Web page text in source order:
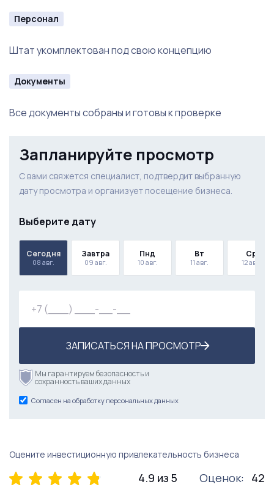
диваны
навесные стеллажи
микроволновая печь
ноутбук
кондиционер
рожковая кофемашина и кофемолка (аренда)
посуда
товарный остаток
Персонал
Штат укомплектован под свою концепцию
Документы
Все документы собраны и готовы к проверке
Запланируйте просмотр
С вами свяжется специалист, подтвердит выбранную
дату просмотра и организует посещение бизнеса.
Выберите дату
Сегодня
08 авг.
Завтра
09 авг.
Пнд
10 авг.
Вт
11 авг.
Ср
12 авг.
ЗАПИСАТЬСЯ НА ПРОСМОТР
Мы гарантируем безопасность и
сохранность ваших данных
Согласен на обработку персональных данных
Оцените инвестиционную привлекательность бизнеса
4.9 из 5 Оценок: 42